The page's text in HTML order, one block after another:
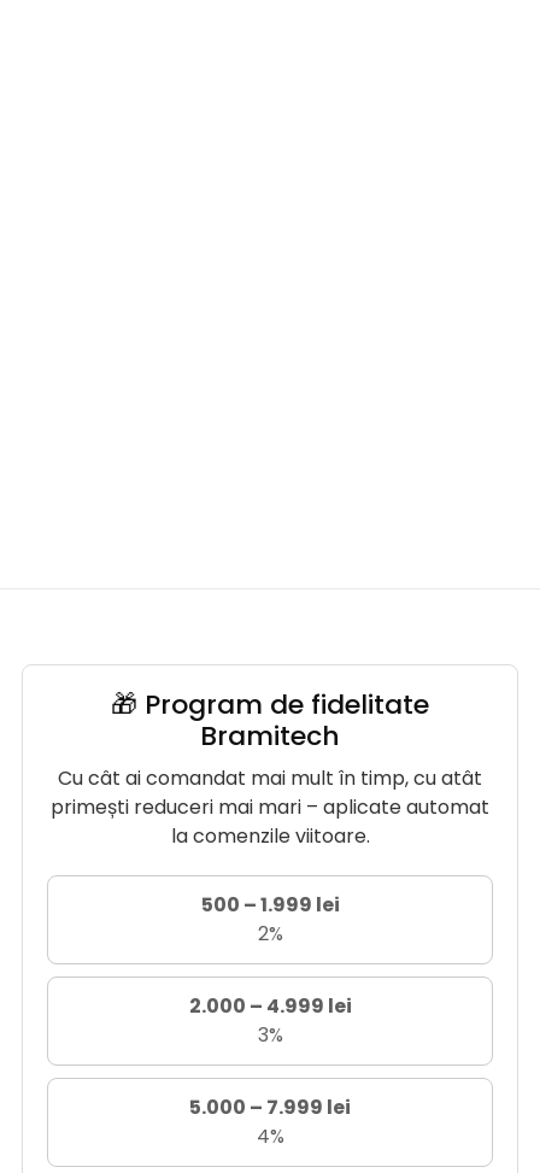
🎁 Program de fidelitate
Bramitech
Cu cât ai comandat mai mult în timp, cu atât
primești reduceri mai mari – aplicate automat
la comenzile viitoare.
500 – 1.999 lei
2%
2.000 – 4.999 lei
3%
5.000 – 7.999 lei
4%